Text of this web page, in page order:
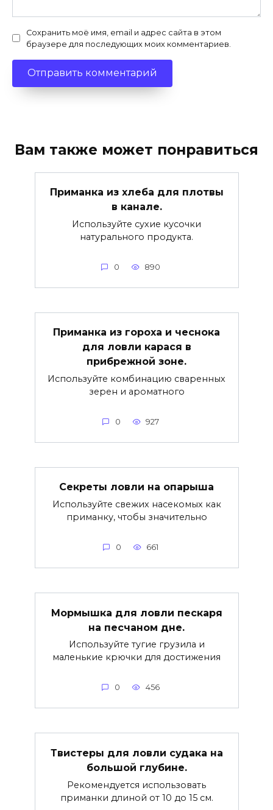
Сохранить моё имя, email и адрес сайта в этом
браузере для последующих моих комментариев.
Вам также может понравиться
Приманка из хлеба для плотвы
в канале.
Используйте сухие кусочки
натурального продукта.
0 890
Приманка из гороха и чеснока
для ловли карася в
прибрежной зоне.
Используйте комбинацию сваренных
зерен и ароматного
0 927
Секреты ловли на опарыша
Используйте свежих насекомых как
приманку, чтобы значительно
0 661
Мормышка для ловли пескаря
на песчаном дне.
Используйте тугие грузила и
маленькие крючки для достижения
0 456
Твистеры для ловли судака на
большой глубине.
Рекомендуется использовать
приманки длиной от 10 до 15 см.